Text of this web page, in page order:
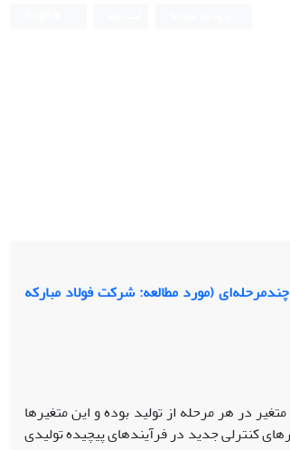
(مورد مطالعه: شرکت فولاد مبارکه
در هر مرحله از تولید بوده و این متغیرها
کنترلی جدید در فرآیندهای پیچیده تولیدی